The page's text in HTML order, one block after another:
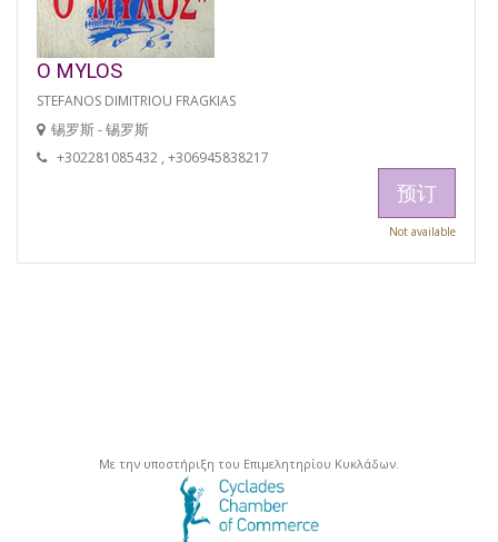
O MYLOS
STEFANOS DIMITRIOU FRAGKIAS
锡罗斯 - 锡罗斯
+302281085432 , +306945838217
预订
Not available
Με την υποστήριξη του Επιμελητηρίου Κυκλάδων.